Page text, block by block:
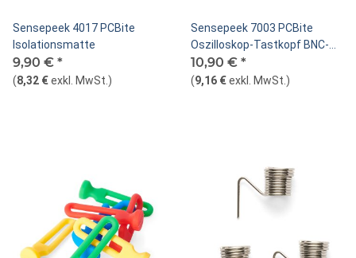
Sensepeek 4017 PCBite
Isolationsmatte
9,90 € *
(8,32 €exkl. MwSt. )
Sensepeek 7003 PCBite
Oszilloskop-Tastkopf BNC-
Adapter
10,90 € *
(9,16 €exkl. MwSt. )